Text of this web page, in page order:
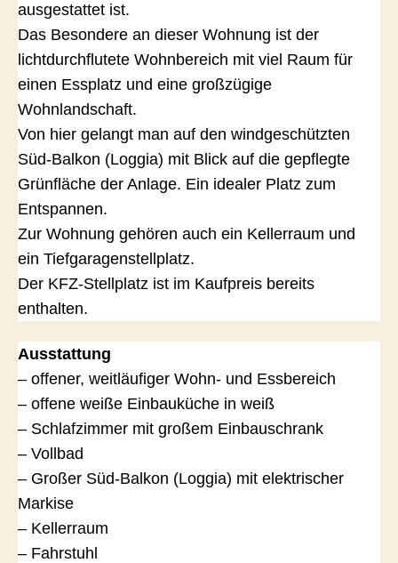
ausgestattet ist.
Das Besondere an dieser Wohnung ist der
lichtdurchflutete Wohnbereich mit viel Raum für
einen Essplatz und eine großzügige
Wohnlandschaft.
Von hier gelangt man auf den windgeschützten
Süd-Balkon (Loggia) mit Blick auf die gepflegte
Grünfläche der Anlage. Ein idealer Platz zum
Entspannen.
Zur Wohnung gehören auch ein Kellerraum und
ein Tiefgaragenstellplatz.
Der KFZ-Stellplatz ist im Kaufpreis bereits
enthalten.
Ausstattung
– offener, weitläufiger Wohn- und Essbereich
– offene weiße Einbauküche in weiß
– Schlafzimmer mit großem Einbauschrank
– Vollbad
– Großer Süd-Balkon (Loggia) mit elektrischer
Markise
– Kellerraum
– Fahrstuhl